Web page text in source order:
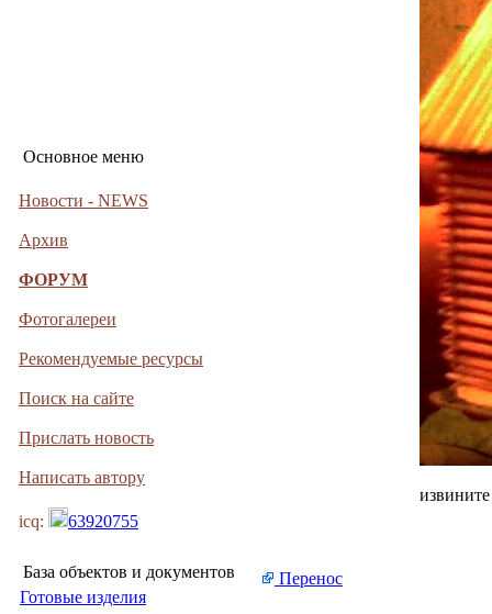
Основное меню
Новости - NEWS
Архив
ФОРУМ
Фотогалереи
Рекомендуемые ресурсы
Поиск на сайте
Прислать новость
Написать автору
icq: 63920755
База объектов и документов
Готовые изделия
Перенос